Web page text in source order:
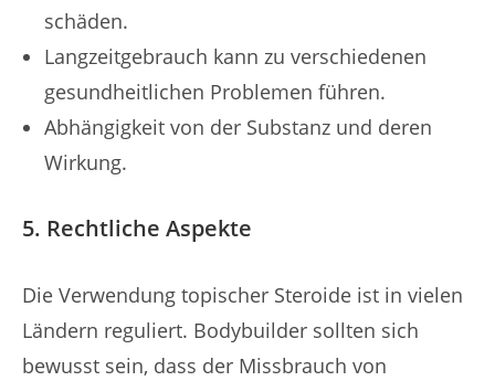
schäden.
Langzeitgebrauch kann zu verschiedenen
gesundheitlichen Problemen führen.
Abhängigkeit von der Substanz und deren
Wirkung.
5. Rechtliche Aspekte
Die Verwendung topischer Steroide ist in vielen
Ländern reguliert. Bodybuilder sollten sich
bewusst sein, dass der Missbrauch von